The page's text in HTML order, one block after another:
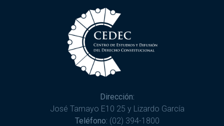
Dirección:
José Tamayo E10 25 y Lizardo García
Teléfono: (02) 394-1800